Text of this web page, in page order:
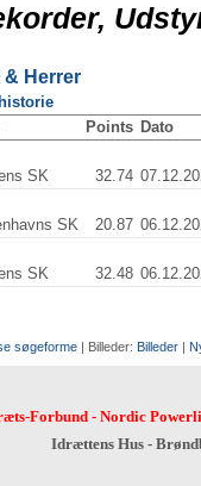
& Herrer
Points Dato
SK 32.74
SK 20.87
SK 32.48
søgeforme | Billeder: Billeder |
Forbund- Nordic
Idrættens Hus -